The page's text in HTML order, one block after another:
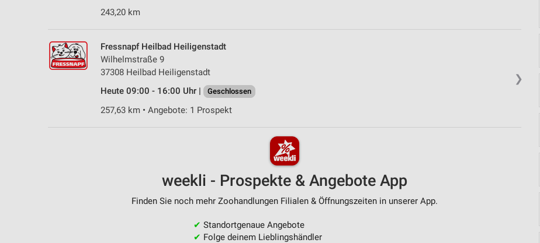
243,20 km
❯
Fressnapf Heilbad Heiligenstadt
Wilhelmstraße 9
37308 Heilbad Heiligenstadt
Heute 09:00 - 16:00 Uhr |
Geschlossen
257,63 km • Angebote: 1 Prospekt
weekli - Prospekte & Angebote App
Finden Sie noch mehr Zoohandlungen Filialen & Öffnungszeiten in unserer App.
✔ Standortgenaue Angebote
✔ Folge deinem Lieblingshändler